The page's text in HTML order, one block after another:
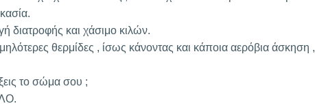
και χάσιμο κιλών.
θερμίδες , ίσως κάνοντας και κάποια αερόβια άσκηση ,
το σώμα σου ;